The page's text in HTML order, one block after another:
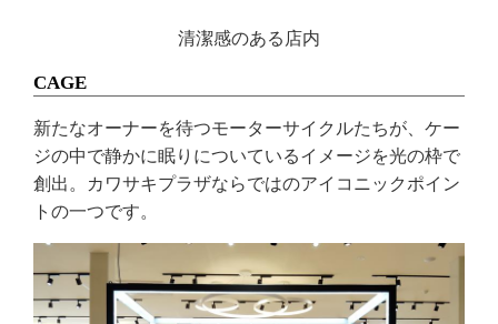
清潔感のある店内
CAGE
新たなオーナーを待つモーターサイクルたちが、ケー
ジの中で静かに眠りについているイメージを光の枠で
創出。カワサキプラザならではのアイコニックポイン
トの一つです。